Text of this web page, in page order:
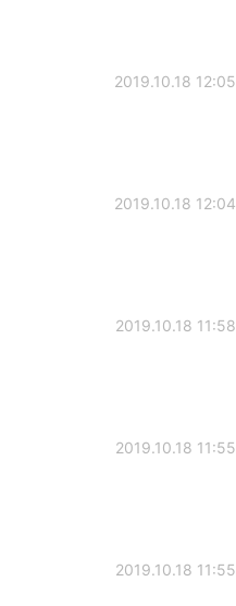
2019.10.18 12:05
2019.10.18 12:04
2019.10.18 11:58
2019.10.18 11:55
2019.10.18 11:55